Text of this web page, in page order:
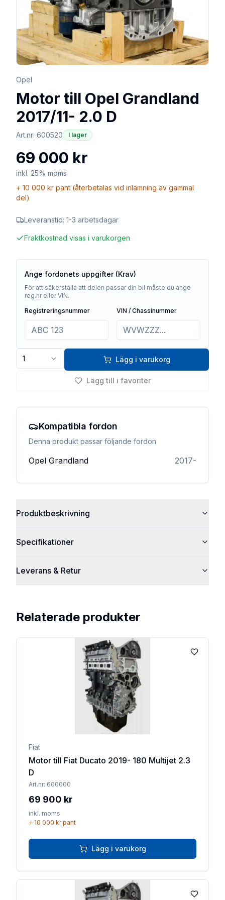
Opel
Motor till Opel Grandland
2017/11- 2.0 D
Art.nr: 600520 I lager
69 000 kr
inkl. 25% moms
+ 10 000 kr pant (återbetalas vid inlämning av gammal
del)
Leveranstid: 1-3 arbetsdagar
Fraktkostnad visas i varukorgen
Ange fordonets uppgifter (Krav)
För att säkerställa att delen passar din bil måste du ange
reg.nr eller VIN.
Registreringsnummer
VIN / Chassinummer
1 Lägg i varukorg
Lägg till i favoriter
Kompatibla fordon
Denna produkt passar följande fordon
Opel Grandland 2017-
Produktbeskrivning
Specifikationer
Leverans & Retur
Relaterade produkter
Lägg till
Fiat
Motor till Fiat Ducato 2019- 180 Multijet 2.3
D
Art.nr: 600000
69 900 kr
inkl. moms
+ 10 000 krpant
Lägg i varukorg
Lägg till